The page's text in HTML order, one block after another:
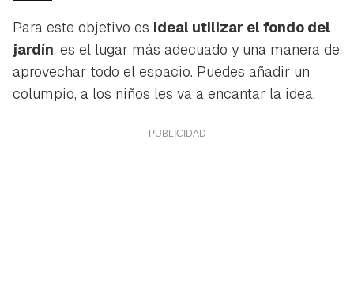
Para este objetivo es ideal utilizar el fondo del
jardín, es el lugar más adecuado y una manera de
aprovechar todo el espacio. Puedes añadir un
columpio, a los niños les va a encantar la idea.